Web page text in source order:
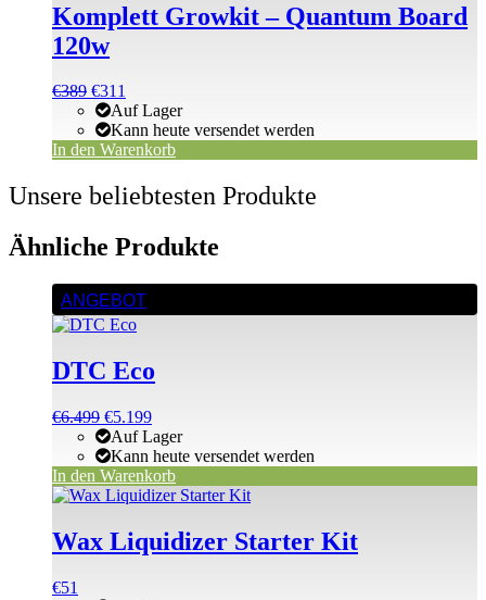
Komplett Growkit – Quantum Board
120w
Ursprünglicher
Preis
war:
€389
€389Aktueller
Preis
ist:
€389.
€311
Auf Lager
Kann heute versendet werden
In den Warenkorb
Unsere beliebtesten Produkte
Ähnliche Produkte
ANGEBOT
DTC Eco
Ursprünglicher
Preis
war:
€6.499
€6.499Aktueller
Preis
ist:
€6.499.
€5.199
Auf Lager
Kann heute versendet werden
In den Warenkorb
Wax Liquidizer Starter Kit
€51